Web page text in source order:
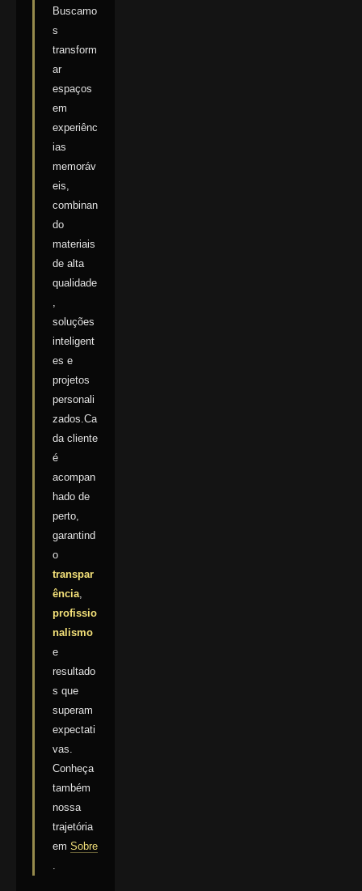
Buscamo
s
transform
ar
espaços
em
experiênc
ias
memoráv
eis,
combinan
do
materiais
de alta
qualidade
soluções
inteligent
es e
projetos
personali
zados.Ca
da cliente
é
acompan
hado de
perto,
garantind
o
transpar
ência
profissio
nalismo
e
resultado
s que
superam
expectati
vas.
Conheça
também
nossa
trajetória
em Sobre